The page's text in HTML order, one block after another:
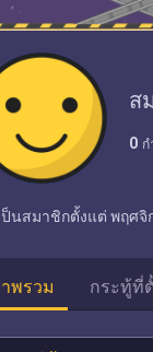
ส
0
ป็นสมาชิกตั้งแต่ พฤศจิ
พรวม กระทู้ที่